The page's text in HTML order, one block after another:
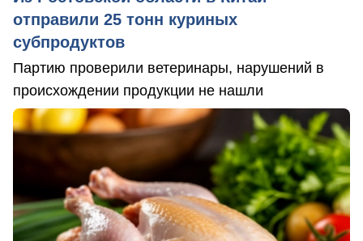
отправили 25 тонн куриных
субпродуктов
Партию проверили ветеринары, нарушений в
происхождении продукции не нашли